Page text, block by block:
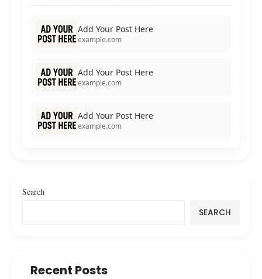
Add Your Post Here
example.com
Add Your Post Here
example.com
Add Your Post Here
example.com
Search
SEARCH
Recent Posts